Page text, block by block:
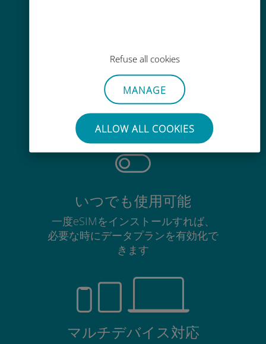
Refuse all cookies
MANAGE
ALLOW ALL COOKIES
手間いらず
使用中のSIMカードを抜き差しする
必要はありません
いつでも使用可能
一度eSIMをインストールすれば、
必要な時にデータプランを有効化で
きます
マルチデバイス対応